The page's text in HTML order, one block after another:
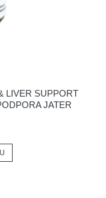
LIVER SUPPORT
JATER